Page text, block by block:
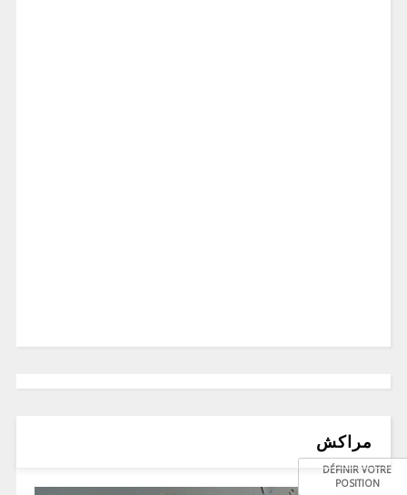
مراكش
DÉFINIR VOTRE
POSITION